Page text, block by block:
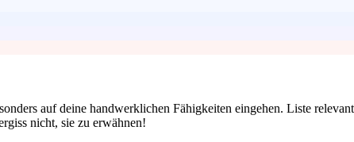
auf deine handwerklichen Fähigkeiten eingehen. Liste
nicht, sie zu erwähnen!